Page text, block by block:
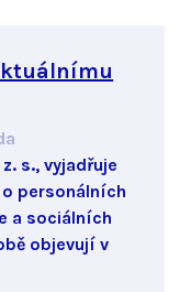
s., vyjadřuje
personálních
a sociálních
objevují v